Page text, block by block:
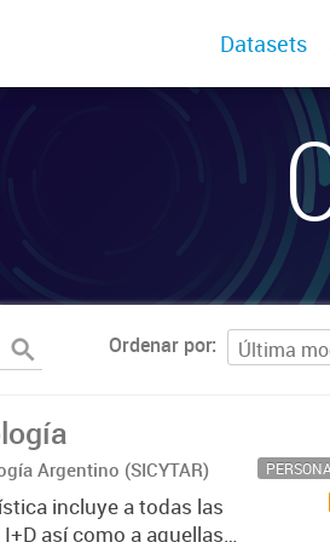
Datasets
Ordenar por
Argentino (SICYTAR)
incluye a todas las
así como a aquellas